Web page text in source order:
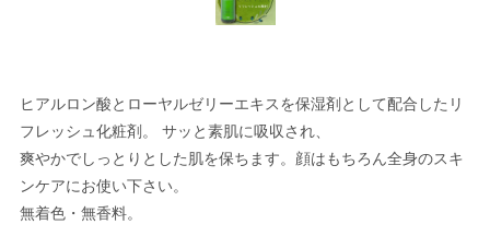
ヒアルロン酸とローヤルゼリーエキスを保湿剤として配合したリ
フレッシュ化粧剤。 サッと素肌に吸収され、
爽やかでしっとりとした肌を保ちます。顔はもちろん全身のスキ
ンケアにお使い下さい。
無着色・無香料。